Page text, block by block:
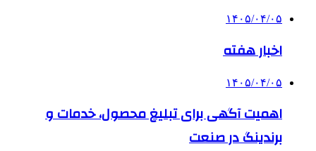
۱۴۰۵/۰۴/۰۵
اخبار هفته
۱۴۰۵/۰۴/۰۵
اهمیت آگهی برای تبلیغ محصول، خدمات و
برندینگ در صنعت